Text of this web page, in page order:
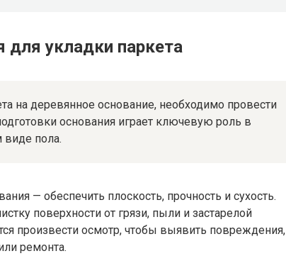
для укладки паркета
на деревянное основание, необходимо провести
основания играет ключевую роль в
виде пола.
— обеспечить плоскость, прочность и сухость.
поверхности от грязи, пыли и застарелой
произвести осмотр, чтобы выявить повреждения,
ремонта.